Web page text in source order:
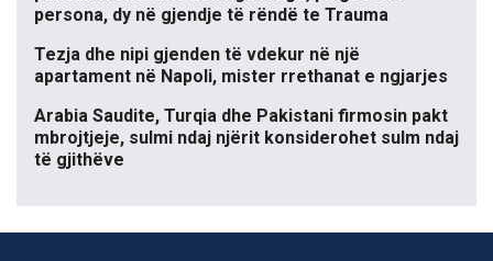
persona, dy në gjendje të rëndë te Trauma
Tezja dhe nipi gjenden të vdekur në një
apartament në Napoli, mister rrethanat e ngjarjes
Arabia Saudite, Turqia dhe Pakistani firmosin pakt
mbrojtjeje, sulmi ndaj njërit konsiderohet sulm ndaj
të gjithëve